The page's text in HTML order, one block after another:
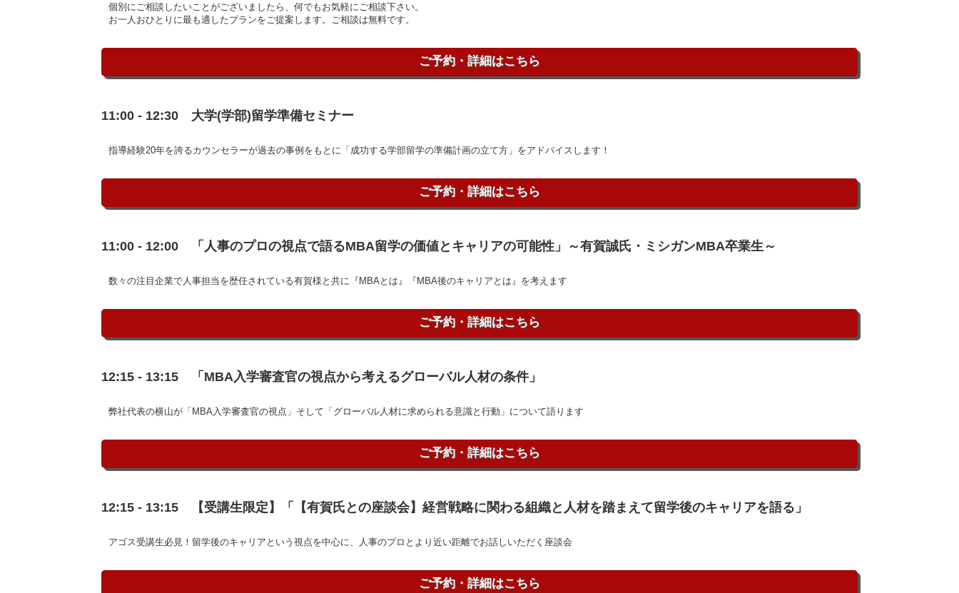
個別にご相談したいことがございましたら、何でもお気軽にご相談下さい。
お一人おひとりに最も適したプランをご提案します。ご相談は無料です。
ご予約・詳細はこちら
11:00 - 12:30 大学(学部)留学準備セミナー
指導経験20年を誇るカウンセラーが過去の事例をもとに「成功する学部留学の準備計画の立て方」をアドバイスします！
ご予約・詳細はこちら
11:00 - 12:00 「人事のプロの視点で語るMBA留学の価値とキャリアの可能性」～有賀誠氏・ミシガンMBA卒業生～
数々の注目企業で人事担当を歴任されている有賀様と共に『MBAとは』『MBA後のキャリアとは』を考えます
ご予約・詳細はこちら
12:15 - 13:15 「MBA入学審査官の視点から考えるグローバル人材の条件」
弊社代表の横山が「MBA入学審査官の視点」そして「グローバル人材に求められる意識と行動」について語ります
ご予約・詳細はこちら
12:15 - 13:15 【受講生限定】「【有賀氏との座談会】経営戦略に関わる組織と人材を踏まえて留学後のキャリアを語る」
アゴス受講生必見！留学後のキャリアという視点を中心に、人事のプロとより近い距離でお話しいただく座談会
ご予約・詳細はこちら